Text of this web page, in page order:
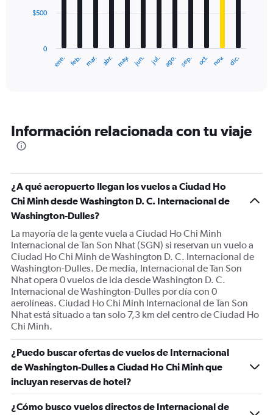
The
categories.
The
Y
axis
displaying
Range:
0
to
1500.
ene. feb. mar. abr. may. jun. jul. ago. sep. oct. nov. dic.
0
$500
Información relacionada con tu viaje
¿A qué aeropuerto llegan los vuelos a Ciudad Ho
Chi Minh desde Washington D. C. Internacional de
Washington-Dulles?
La mayoría de la gente vuela a Ciudad Ho Chi Minh
Internacional de Tan Son Nhat (SGN) si reservan un vuelo a
Ciudad Ho Chi Minh de Washington D. C. Internacional de
Washington-Dulles. De media, Internacional de Tan Son
Nhat opera 0 vuelos de ida desde Washington D. C.
Internacional de Washington-Dulles por día con 0
aerolíneas. Ciudad Ho Chi Minh Internacional de Tan Son
Nhat está situado a tan solo 7,3 km del centro de Ciudad Ho
Chi Minh.
¿Puedo buscar ofertas de vuelos de Internacional
de Washington-Dulles a Ciudad Ho Chi Minh que
incluyan reservas de hotel?
¿Cómo busco vuelos directos de Internacional de